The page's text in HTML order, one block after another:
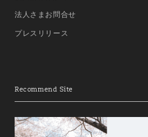
法人さまお問合せ
プレスリリース
Recommend Site